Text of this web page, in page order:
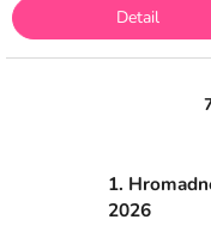
Detail
1.
2026